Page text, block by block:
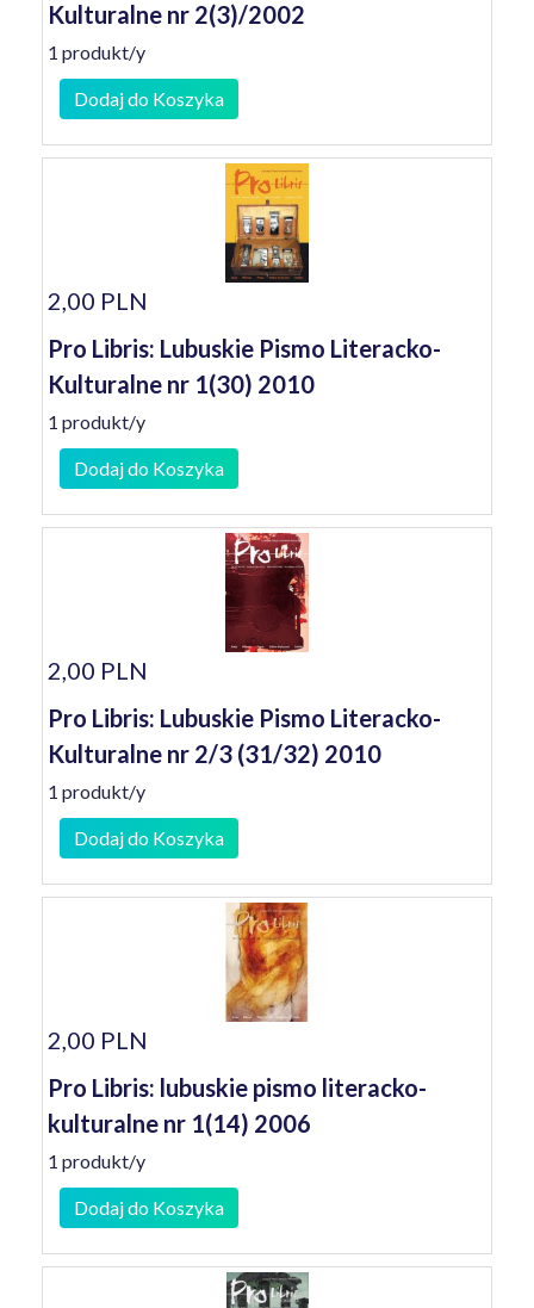
Kulturalne nr 2(3)/2002
1 produkt/y
Dodaj do Koszyka
2,00 PLN
Pro Libris: Lubuskie Pismo Literacko-
Kulturalne nr 1(30) 2010
1 produkt/y
Dodaj do Koszyka
2,00 PLN
Pro Libris: Lubuskie Pismo Literacko-
Kulturalne nr 2/3 (31/32) 2010
1 produkt/y
Dodaj do Koszyka
2,00 PLN
Pro Libris: lubuskie pismo literacko-
kulturalne nr 1(14) 2006
1 produkt/y
Dodaj do Koszyka